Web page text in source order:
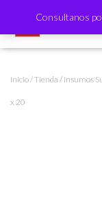
Consultanos
Inicio/Tienda / Insumos
x 20